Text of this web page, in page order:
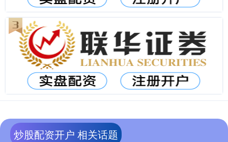
炒股配资开户 相关话题